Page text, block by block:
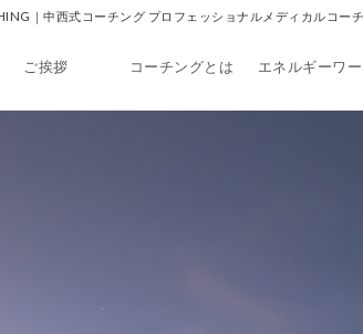
｜中西式コーチング プロフェッショナルメディカルコー
ご挨拶 コーチングとは エネルギーワー